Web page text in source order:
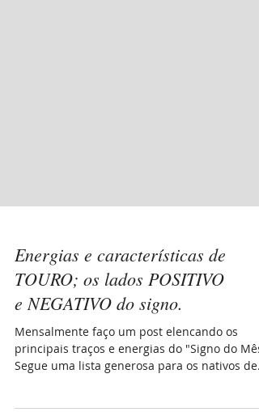
Energias e características de
TOURO; os lados POSITIVO
e NEGATIVO do signo.
Mensalmente faço um post elencando os
Segue uma lista generosa para os nativos de